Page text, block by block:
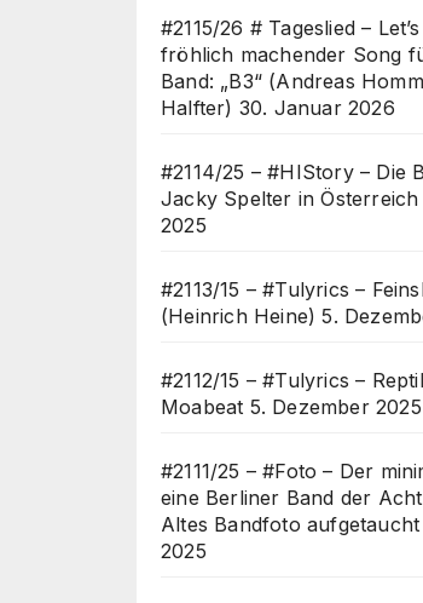
#2115/26 # Tageslied –
fröhlich machender Song
Band: „B3“ (Andreas
Halfter) 30. Januar 2026
#2114/25 – #HIStory – Die
Jacky Spelter in Österreich
2025
#2113/15 – #Tulyrics –
(Heinrich Heine) 5.
#2112/15 – #Tulyrics –
Moabeat 5. Dezember 2025
#2111/25 – #Foto – Der
eine Berliner Band der
Altes Bandfoto aufgetaucht
2025